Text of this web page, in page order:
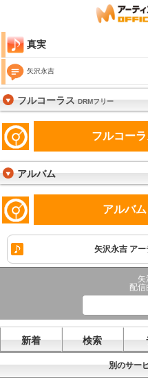
真実
矢沢永吉
フルコーラスDRMフリー
フルコー
アルバム
アルバム
矢沢永吉 ア
矢
配
新着 検索
別のサー